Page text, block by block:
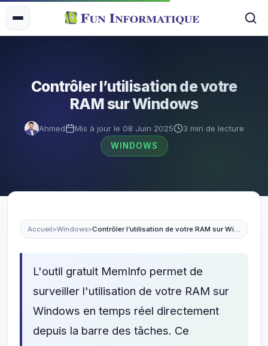
Contrôler l’utilisation de votre
RAM sur Windows
Ahmed Mis à jour le 08 Juin 2025
3 min de lecture
WINDOWS
Accueil>Windows> Contrôler l’utilisation de votre RAM sur Windows
L'outil gratuit MemInfo permet de
surveiller l'utilisation de votre RAM sur
Windows en temps réel directement
depuis la barre des tâches. Ce